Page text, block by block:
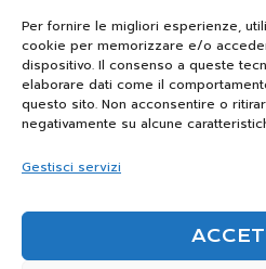
Per fornire le migliori esperienze,
cookie per memorizzare e/o
dispositivo. Il consenso a queste
elaborare dati come il
questo sito. Non acconsentire o
negativamente su alcune
Gestisci servizi
Scrivici per maggiori
appuntamenti in